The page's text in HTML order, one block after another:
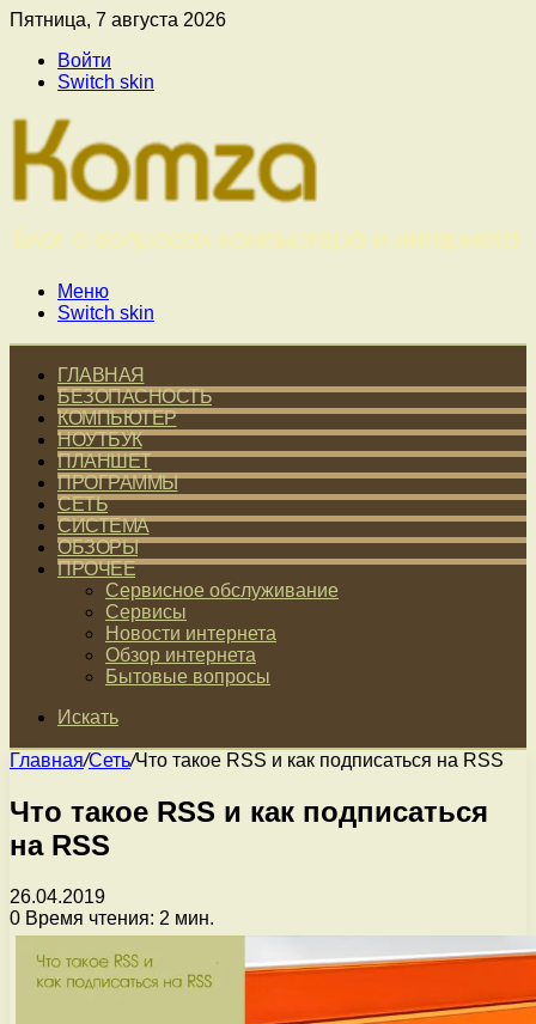
Пятница, 7 августа 2026
Войти
Switch skin
Меню
Switch skin
ГЛАВНАЯ
БЕЗОПАСНОСТЬ
КОМПЬЮТЕР
НОУТБУК
ПЛАНШЕТ
ПРОГРАММЫ
СЕТЬ
СИСТЕМА
ОБЗОРЫ
ПРОЧЕЕ
Сервисное обслуживание
Сервисы
Новости интернета
Обзор интернета
Бытовые вопросы
Искать
Главная/Сеть/Что такое RSS и как подписаться на RSS
Что такое RSS и как подписаться
на RSS
26.04.2019
0 Время чтения: 2 мин.